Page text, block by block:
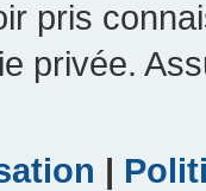
pris
privée.
|